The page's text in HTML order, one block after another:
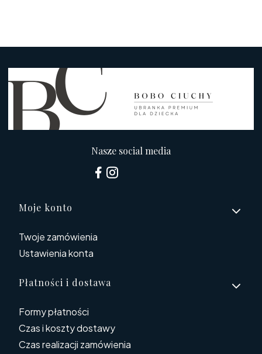
Nasze social media
Linki w stopce
Moje konto
Twoje zamówienia
Ustawienia konta
Płatności i dostawa
Formy płatności
Czas i koszty dostawy
Czas realizacji zamówienia